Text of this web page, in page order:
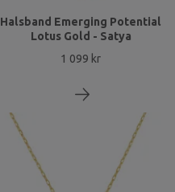
Halsband Emerging Potential
Lotus Gold - Satya
1 099 kr